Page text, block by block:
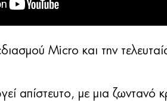
Micro και την
απίστευτο, με μια